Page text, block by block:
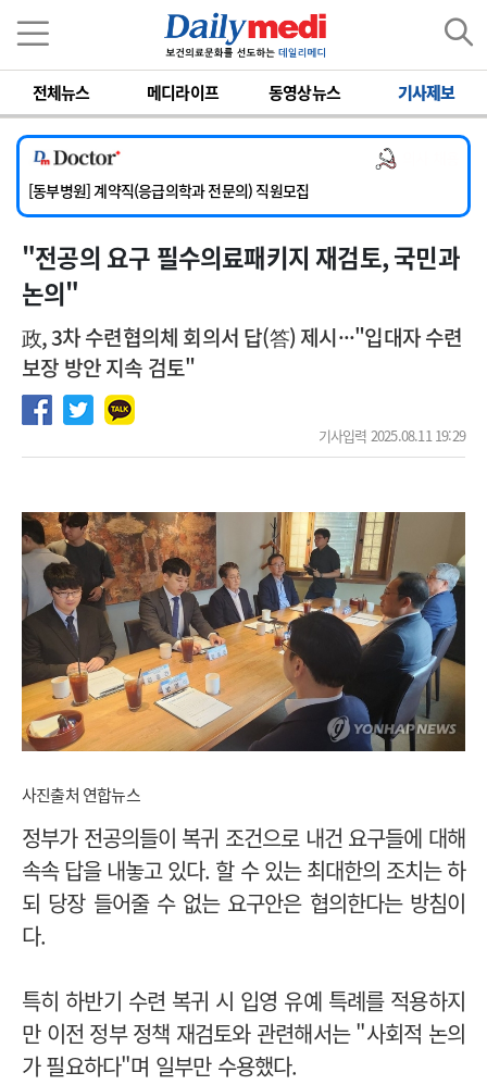
전체뉴스 메디라이프 동영상뉴스 기사제보
[서울아산병원] 2026년 하반기 인턴 모집
[영남대학교의료원] 마취통증의학과 임기제 임상의사 채용
[충남대학교병원] 소아청소년과(소아응급전담) 계약직 의사 공개채용
[동부병원] 계약직(응급의학과 전문의) 직원모집
[이대목동병원] 하반기 전공의(레지던트1년차) 모집
[서울아산병원] 2026년 하반기 인턴 모집
[영남대학교의료원] 마취통증의학과 임기제 임상의사 채용
"전공의 요구 필수의료패키지 재검토, 국민과
논의"
政, 3차 수련협의체 회의서 답(答) 제시···"입대자 수련
보장 방안 지속 검토"
기사입력 2025.08.11 19:29
사진출처 연합뉴스
정부가 전공의들이 복귀 조건으로 내건 요구들에 대해
속속 답을 내놓고 있다. 할 수 있는 최대한의 조치는 하
되 당장 들어줄 수 없는 요구안은 협의한다는 방침이
다.
특히 하반기 수련 복귀 시 입영 유예 특례를 적용하지
만 이전 정부 정책 재검토와 관련해서는 "사회적 논의
가 필요하다"며 일부만 수용했다.